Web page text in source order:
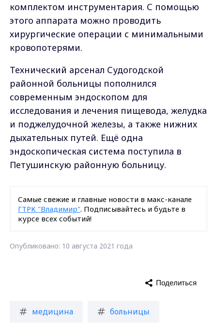
комплектом инструментария. С помощью
этого аппарата можно проводить
хирургические операции с минимальными
кровопотерями.
Технический арсенал Судогодской
районной больницы пополнился
современным эндоскопом для
исследования и лечения пищевода, желудка
и поджелудочной железы, а также нижних
дыхательных путей. Ещё одна
эндоскопическая система поступила в
Петушинскую районную больницу.
Самые свежие и главные новости в макс-канале
ГТРК "Владимир". Подписывайтесь и будьте в
курсе всех событий!
Опубликовано: 10 августа 2021 года
медицина больницы
Поделиться